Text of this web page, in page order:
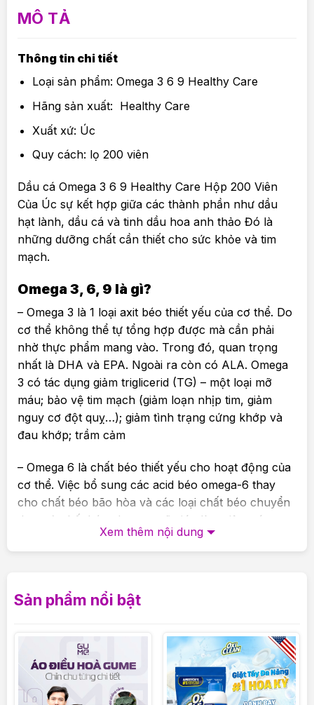
MÔ TẢ
Thông tin chi tiết
Loại sản phẩm: Omega 3 6 9 Healthy Care
Hãng sản xuất: Healthy Care
Xuất xứ: Úc
Quy cách: lọ 200 viên
Dầu cá Omega 3 6 9 Healthy Care Hộp 200 Viên
Của Úc sự kết hợp giữa các thành phần như dầu
hạt lành, dầu cá và tinh dầu hoa anh thảo Đó là
những dưỡng chất cần thiết cho sức khỏe và tim
mạch.
Omega 3, 6, 9 là gì?
– Omega 3 là 1 loại axit béo thiết yếu của cơ thể. Do
cơ thể không thể tự tổng hợp được mà cần phải
nhờ thực phẩm mang vào. Trong đó, quan trọng
nhất là DHA và EPA. Ngoài ra còn có ALA. Omega
3 có tác dụng giảm triglicerid (TG) – một loại mỡ
máu; bảo vệ tim mạch (giảm loạn nhịp tim, giảm
nguy cơ đột quỵ…); giảm tình trạng cứng khớp và
đau khớp; trầm cảm
– Omega 6 là chất béo thiết yếu cho hoạt động của
cơ thể. Việc bổ sung các acid béo omega-6 thay
cho chất béo bão hòa và các loại chất béo chuyển
dạng từ chất béo chưa no sẽ giúp làm giảm các
nguy cơ mắc bệnh tim mạch.
dụng tốt trong việc phòng ngừa các bệnh về tim
đẩy lùi quá trình lão hóa…
Thành phần của Omega 3 6 9 Healthy Care
Ultimate
Xem thêm nội dung
Sản phẩm nổi bật